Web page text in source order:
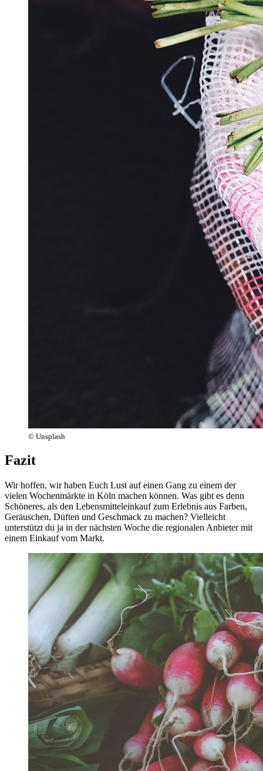
© Unsplash
Fazit
Wir hoffen, wir haben Euch Lust auf einen Gang zu einem der
vielen Wochenmärkte in Köln machen können. Was gibt es denn
Schöneres, als den Lebensmitteleinkauf zum Erlebnis aus Farben,
Geräuschen, Düften und Geschmack zu machen? Vielleicht
unterstützt du ja in der nächsten Woche die regionalen Anbieter mit
einem Einkauf vom Markt.